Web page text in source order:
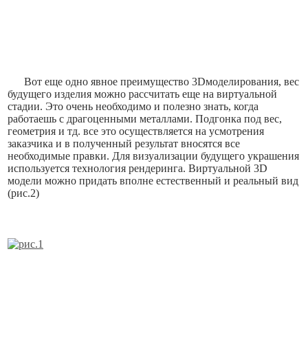
Вот еще одно явное преимущество 3Dмоделирования, вес
будущего изделия можно рассчитать еще на виртуальной
стадии. Это очень необходимо и полезно знать, когда
работаешь с драгоценными металлами. Подгонка под вес,
геометрия и тд. все это осуществляется на усмотрения
заказчика и в полученный результат вносятся все
необходимые правки. Для визуализации будущего украшения
используется технология рендеринга. Виртуальной 3D
модели можно придать вполне естественный и реальный вид
(рис.2)